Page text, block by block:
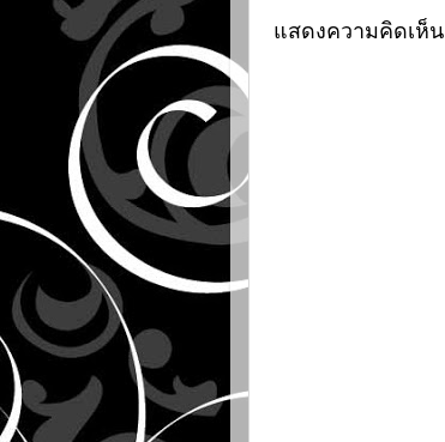
แสดงความคิดเห็น